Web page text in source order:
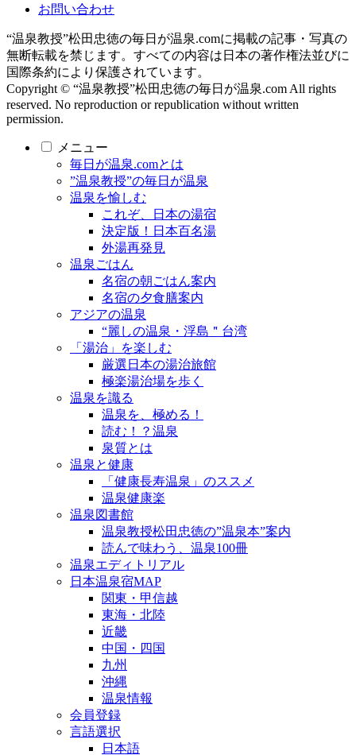
お問い合わせ
“温泉教授”松田忠徳の毎日が温泉.comに掲載の記事・写真の
無断転載を禁じます。すべての内容は日本の著作権法並びに
国際条約により保護されています。
Copyright © “温泉教授”松田忠徳の毎日が温泉.com All rights
reserved. No reproduction or republication without written
permission.
メニュー
毎日が温泉.comとは
”温泉教授”の毎日が温泉
温泉を愉しむ
これぞ、日本の湯宿
決定版！日本百名湯
外湯再発見
温泉ごはん
名宿の朝ごはん案内
名宿の夕食膳案内
アジアの温泉
“麗しの温泉・浮島＂台湾
「湯治」を楽しむ
厳選日本の湯治旅館
極楽湯治場を歩く
温泉を識る
温泉を、極める！
読む！？温泉
泉質とは
温泉と健康
「健康長寿温泉」のススメ
温泉健康楽
温泉図書館
温泉教授松田忠徳の”温泉本”案内
読んで味わう、温泉100冊
温泉エディトリアル
日本温泉宿MAP
関東・甲信越
東海・北陸
近畿
中国・四国
九州
沖縄
温泉情報
会員登録
言語選択
日本語